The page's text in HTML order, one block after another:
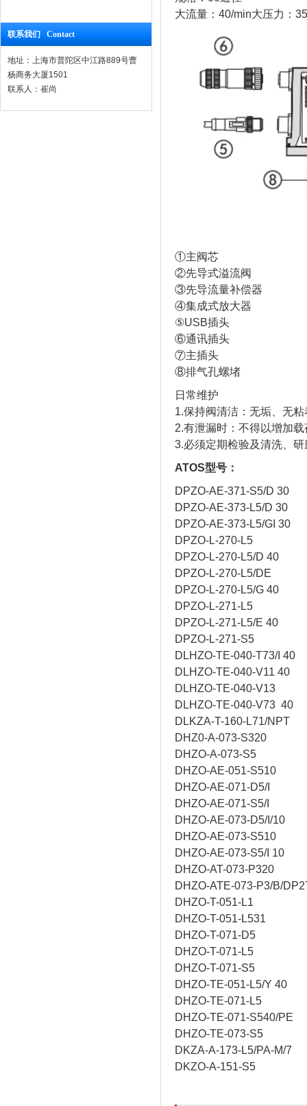
联系我们 Contact
地址：上海市普陀区中江路889号曹
杨商务大厦1501
联系人：崔尚
大流量：40/min大压力：
①主阀芯
②先导式溢流阀
③先导流量补偿器
④集成式放大器
⑤USB插头
⑥通讯插头
⑦主插头
⑧排气孔螺堵
日常维护
1.保持阀清洁：无垢、无
2.有泄漏时：不得以增加
3.必须定期检验及清洗、
ATOS型号：
DPZO-AE-371-S5/D 30
DPZO-AE-373-L5/D 30
DPZO-AE-373-L5/GI 30
DPZO-L-270-L5
DPZO-L-270-L5/D 40
DPZO-L-270-L5/DE
DPZO-L-270-L5/G 40
DPZO-L-271-L5
DPZO-L-271-L5/E 40
DPZO-L-271-S5
DLHZO-TE-040-T73/I 40
DLHZO-TE-040-V11 40
DLHZO-TE-040-V13
DLHZO-TE-040-V73 40
DLKZA-T-160-L71/NPT
DHZ0-A-073-S320
DHZO-A-073-S5
DHZO-AE-051-S510
DHZO-AE-071-D5/I
DHZO-AE-071-S5/I
DHZO-AE-073-D5/I/10
DHZO-AE-073-S510
DHZO-AE-073-S5/I 10
DHZO-AT-073-P320
DHZO-ATE-073-P3/B/
DHZO-T-051-L1
DHZO-T-051-L531
DHZO-T-071-D5
DHZO-T-071-L5
DHZO-T-071-S5
DHZO-TE-051-L5/Y 40
DHZO-TE-071-L5
DHZO-TE-071-S540/PE
DHZO-TE-073-S5
DKZA-A-173-L5/PA-M/7
DKZO-A-151-S5